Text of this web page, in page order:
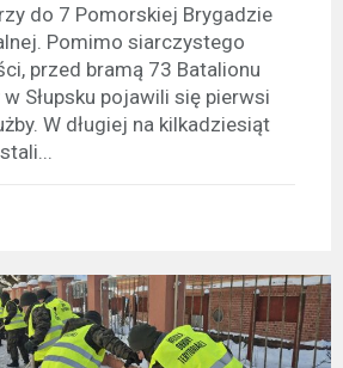
do 7 Pomorskiej Brygadzie
Pomimo siarczystego
przed bramą 73 Batalionu
Słupsku pojawili się pierwsi
W długiej na kilkadziesiąt